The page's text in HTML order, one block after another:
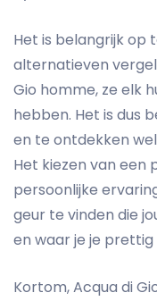
Het is belangrijk op
alternatieven
Gio homme, ze elk
hebben. Het is dus
en te ontdekken
Het kiezen van een
persoonlijke
geur te vinden die
en waar je je prettig
Kortom, Acqua di